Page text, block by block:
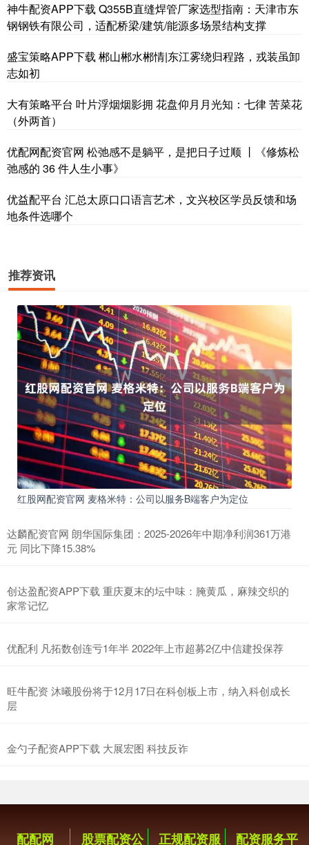
神牛配资APP下载 Q355B直缝焊管厂家选型指南：天津市东
钢钢铁有限公司，适配桥梁/建筑/能源多场景结构支撑
盛宝策略APP下载 郴山郴水郴情|东江雾绕归程路，戎装虽卸
志如初
大有策略平台 叶片浮烟烟影拥 花盘仰月月光知：七律 苦菜花
（外两首）
优配网配资官网 松弛感不是躺平，是把日子过顺 丨《修炼松
弛感的 36 件人生小事》
优益配平台 汇总太原口口语言艺术，文兴校区学员反馈和场
地条件选哪个
推荐资讯
红股网配资官网 麦格米特：公司以服务B端客户为定位
达麟配资官网 朗华国际集团：2025-2026年中期净利润361万港
元 同比下降15.38%
创达盈配资APP下载 重庆夏末的坛中味：腌黄瓜，麻辣交织的
家常记忆
优配利 凡拓数创连亏1年半 2022年上市超募2亿中信建投保荐
旺牛配资 沐曦股份将于12月17日在科创板上市，纳入科创成长
层
金勺子配资APP下载 大展宏图 科技反诈
配配网 股票配资公 正规配资服 配资服务平